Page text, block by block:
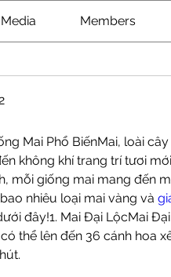
Media Members
Mai Phổ BiếnMai, loài
không khí trang trí tươi
mỗi giống mai mang đến
nhiêu loại mai vàng và
đây!1. Mai Đại LộcMai
thể lên đến 36 cánh hoa